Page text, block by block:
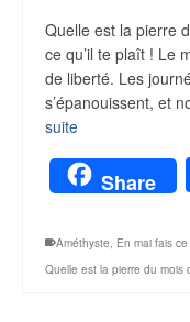
Quelle est la pierre
ce qu’il te plaît ! Le
de liberté. Les
s’épanouissent, et
suite
Share
Améthyste, En mai fais
Quelle est la pierre du mois